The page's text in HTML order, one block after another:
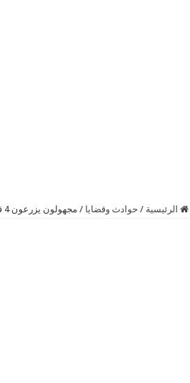
الرئيسية / حوادث وقضايا / مجهولون يزرعون 4 قنابل هيكلية بالقليوبية